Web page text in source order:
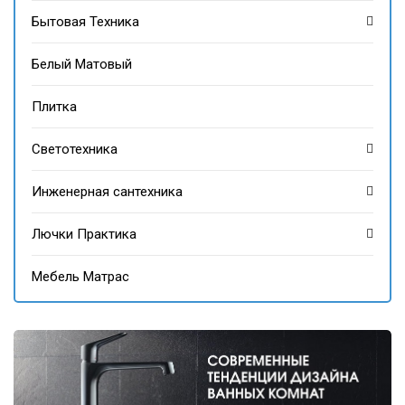
Бытовая Техника
Белый Матовый
Плитка
Светотехника
Инженерная сантехника
Лючки Практика
Мебель Матрас